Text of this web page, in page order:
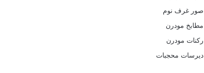
صور غرف نوم
مطابخ مودرن
ركنات مودرن
ديرسات محجبات